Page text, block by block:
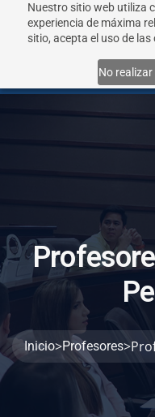
Nuestro sitio web utiliza
experiencia de máxima
sitio, acepta el uso de las
No
Profesore
Pe
Inicio>Profesores>